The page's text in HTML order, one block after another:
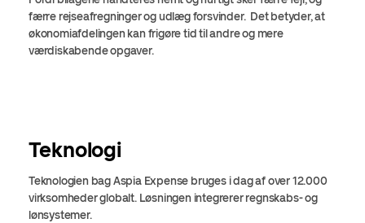
færre rejseafregninger og udlæg forsvinder. Det betyder, at
økonomiafdelingen kan frigøre tid til andre og mere
værdiskabende opgaver.
Teknologi
Teknologien bag Aspia Expense bruges i dag af over 12.000
virksomheder globalt. Løsningen integrerer regnskabs- og
lønsystemer.